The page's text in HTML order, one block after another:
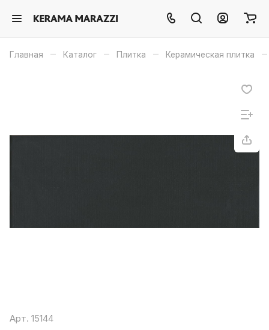
Главная – Каталог – Плитка – Керамическая плитка –
Арт. 15144